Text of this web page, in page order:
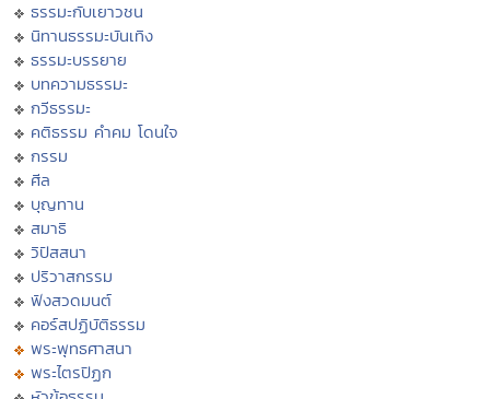
ธรรมะกับเยาวชน
นิทานธรรมะบันเทิง
ธรรมะบรรยาย
บทความธรรมะ
กวีธรรมะ
คติธรรม คำคม โดนใจ
กรรม
ศีล
บุญทาน
สมาธิ
วิปัสสนา
ปริวาสกรรม
ฟังสวดมนต์
คอร์สปฏิบัติธรรม
พระพุทธศาสนา
พระไตรปิฏก